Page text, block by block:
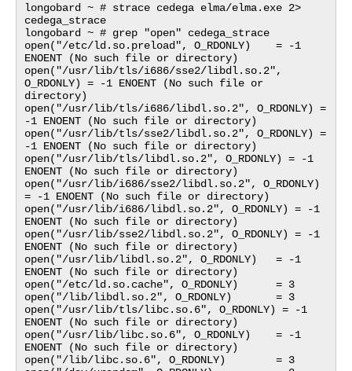
longobard ~ # strace cedega elma/elma.exe 2>
cedega_strace
longobard ~ # grep "open" cedega_strace
open("/etc/ld.so.preload", O_RDONLY)    = -1
ENOENT (No such file or directory)
open("/usr/lib/tls/i686/sse2/libdl.so.2",
O_RDONLY) = -1 ENOENT (No such file or
directory)
open("/usr/lib/tls/i686/libdl.so.2", O_RDONLY) =
-1 ENOENT (No such file or directory)
open("/usr/lib/tls/sse2/libdl.so.2", O_RDONLY) =
-1 ENOENT (No such file or directory)
open("/usr/lib/tls/libdl.so.2", O_RDONLY) = -1
ENOENT (No such file or directory)
open("/usr/lib/i686/sse2/libdl.so.2", O_RDONLY)
= -1 ENOENT (No such file or directory)
open("/usr/lib/i686/libdl.so.2", O_RDONLY) = -1
ENOENT (No such file or directory)
open("/usr/lib/sse2/libdl.so.2", O_RDONLY) = -1
ENOENT (No such file or directory)
open("/usr/lib/libdl.so.2", O_RDONLY)   = -1
ENOENT (No such file or directory)
open("/etc/ld.so.cache", O_RDONLY)      = 3
open("/lib/libdl.so.2", O_RDONLY)       = 3
open("/usr/lib/tls/libc.so.6", O_RDONLY) = -1
ENOENT (No such file or directory)
open("/usr/lib/libc.so.6", O_RDONLY)    = -1
ENOENT (No such file or directory)
open("/lib/libc.so.6", O_RDONLY)        = 3